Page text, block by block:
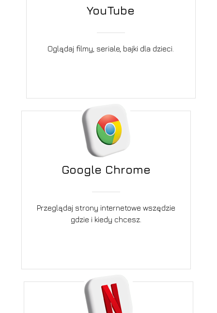
YouTube
Oglądaj filmy, seriale, bajki dla dzieci.
Google Chrome
Przeglądaj strony internetowe wszędzie
gdzie i kiedy chcesz.